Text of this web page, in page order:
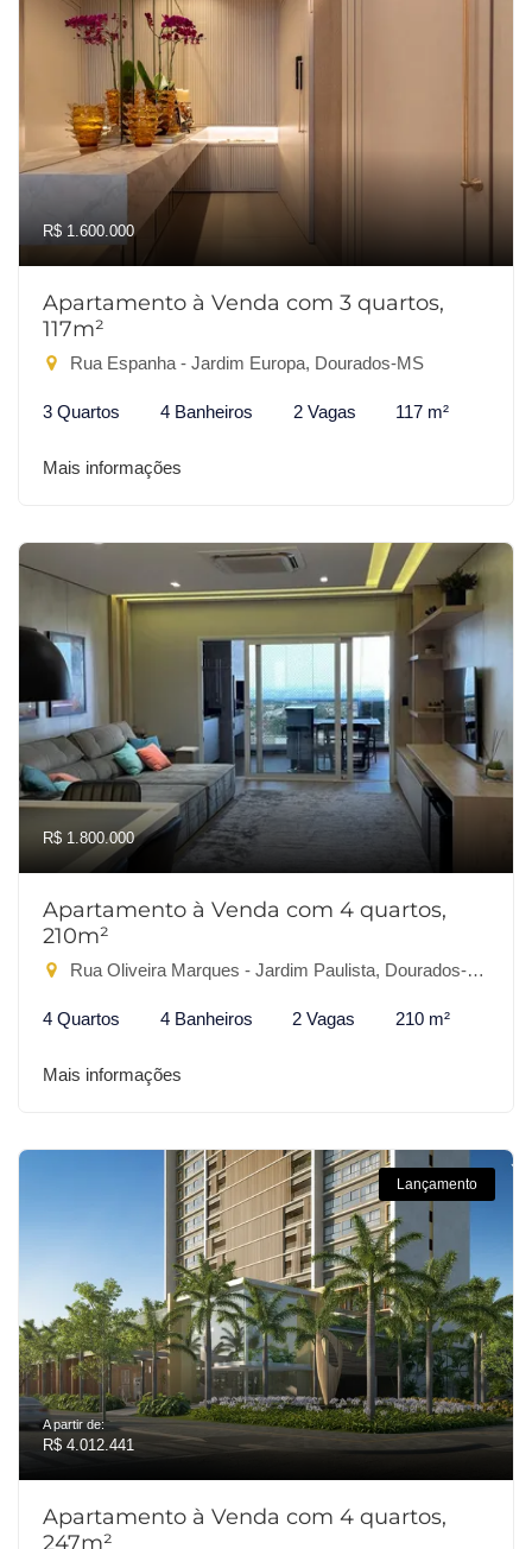
R$ 1.600.000
Apartamento à Venda com 3 quartos,
117m²
Rua Espanha - Jardim Europa, Dourados-MS
3 Quartos 4 Banheiros 2 Vagas 117 m²
Mais informações
R$ 1.800.000
Apartamento à Venda com 4 quartos,
210m²
Rua Oliveira Marques - Jardim Paulista, Dourados-MS
4 Quartos 4 Banheiros 2 Vagas 210 m²
Mais informações
Lançamento
A partir de:
R$ 4.012.441
Apartamento à Venda com 4 quartos,
247m²